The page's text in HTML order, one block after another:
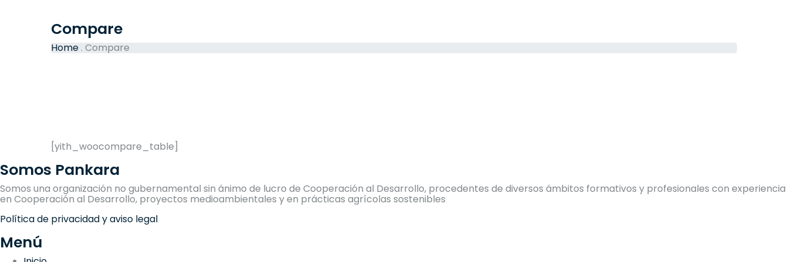
Compare
Home . Compare
[yith_woocompare_table]
Somos Pankara
Somos una organización no gubernamental sin ánimo de lucro de Cooperación al Desarrollo, procedentes de diversos ámbitos formativos y profesionales con experiencia
en Cooperación al Desarrollo, proyectos medioambientales y en prácticas agrícolas sostenibles
Política de privacidad y aviso legal
Menú